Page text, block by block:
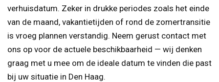
verhuisdatum. Zeker in drukke periodes zoals het einde
van de maand, vakantietijden of rond de zomertransitie
is vroeg plannen verstandig. Neem gerust contact met
ons op voor de actuele beschikbaarheid — wij denken
graag met u mee om de ideale datum te vinden die past
bij uw situatie in Den Haag.